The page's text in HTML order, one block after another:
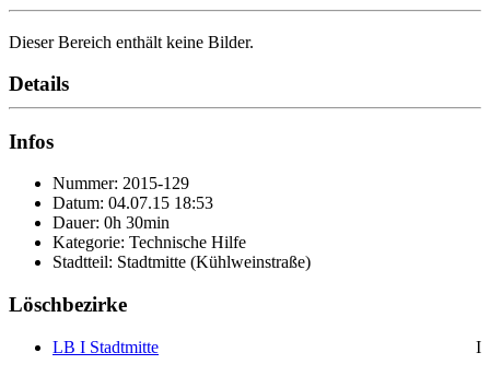
Dieser Bereich enthält keine Bilder.
Details
Infos
Nummer: 2015-129
Datum: 04.07.15 18:53
Dauer: 0h 30min
Kategorie: Technische Hilfe
Stadtteil: Stadtmitte (Kühlweinstraße)
Löschbezirke
LB I Stadtmitte I